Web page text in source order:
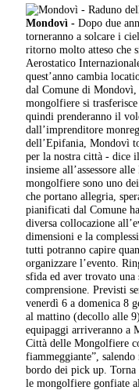
Mondovì -Dopo due
torneranno a solcare i
ritorno molto atteso che
Aerostatico
quest’anno cambia
dal Comune di
mongolfiere si
quindi prenderanno il
dall’imprenditore
dell’Epifania, Mondovì
per la nostra città - dice
insieme all’assessore
mongolfiere sono uno
che portano allegria,
pianificati dal Comune
diversa collocazione
dimensioni e la
tutti potranno capire
organizzare l’evento.
sfida ed aver trovato
comprensione. Previsti
venerdì 6 a domenica 8
al mattino (decollo alle
equipaggi arriveranno a
Città delle Mongolfiere
fiammeggiante”,
bordo dei pick up. Torna
le mongolfiere gonfiate